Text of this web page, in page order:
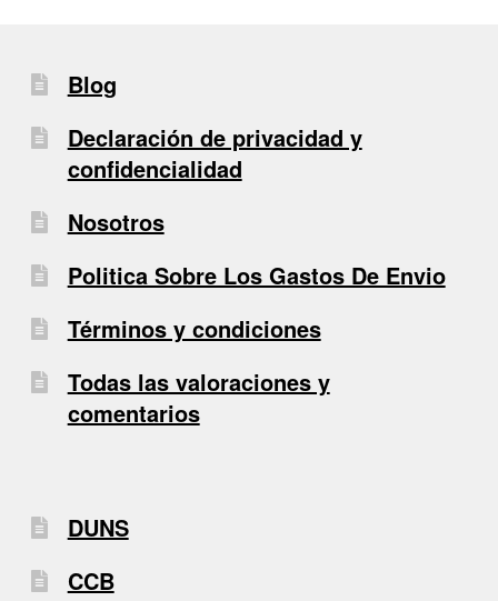
Blog
Declaración de privacidad y
confidencialidad
Nosotros
Politica Sobre Los Gastos De Envio
Términos y condiciones
Todas las valoraciones y
comentarios
DUNS
CCB